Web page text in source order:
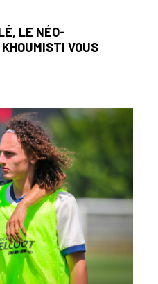
LE NÉO-
VOUS